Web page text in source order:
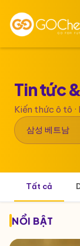
Tin tức &
Kiến thức ô tô ·
Tất cả
NỔI BẬT